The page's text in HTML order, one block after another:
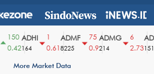
150
0.42
ADHI
164
0.61
ADMF
8225
75
0.9
ADMG
214
2.731510
More Market Data